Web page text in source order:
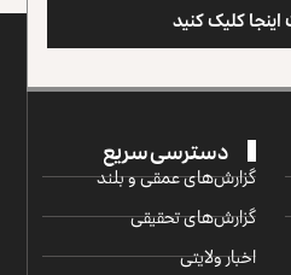
کلیک کنید
دسترسی سریع
گزارش‌‌های عمقی و بلند
گزارش‌های تحقیقی
اخبار ولایتی